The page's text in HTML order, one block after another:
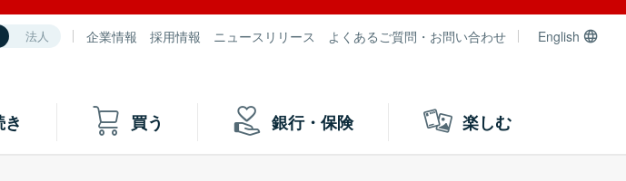
法人 企業情報 採用情報 ニュースリリース よくあるご質問・お問い合わせ English
買う 銀行・保険 楽しむ